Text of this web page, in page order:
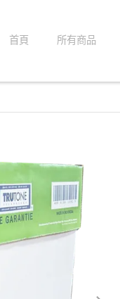
首頁 所有商品